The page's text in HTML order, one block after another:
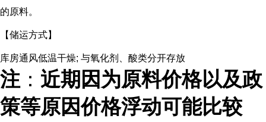
的原料。
【储运方式】
库房通风低温干燥; 与氧化剂、酸类分开存放
注 ： 近期因为原料价格以及政
策等原因价格浮动可能比较